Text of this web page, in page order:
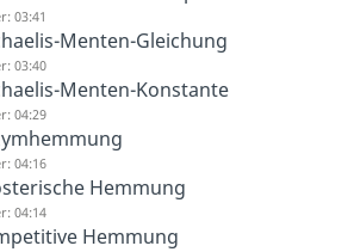
03:41
Menten-Gleichung
03:40
Menten-Konstante
04:29
04:16
Hemmung
04:14
Hemmung